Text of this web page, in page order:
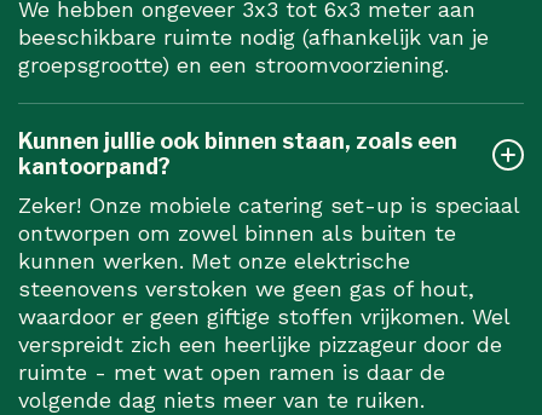
We hebben ongeveer 3x3 tot 6x3 meter aan
beeschikbare ruimte nodig (afhankelijk van je
groepsgrootte) en een stroomvoorziening.
Kunnen jullie ook binnen staan, zoals een
kantoorpand?
Zeker! Onze mobiele catering set-up is speciaal
ontworpen om zowel binnen als buiten te
kunnen werken. Met onze elektrische
steenovens verstoken we geen gas of hout,
waardoor er geen giftige stoffen vrijkomen. Wel
verspreidt zich een heerlijke pizzageur door de
ruimte - met wat open ramen is daar de
volgende dag niets meer van te ruiken.